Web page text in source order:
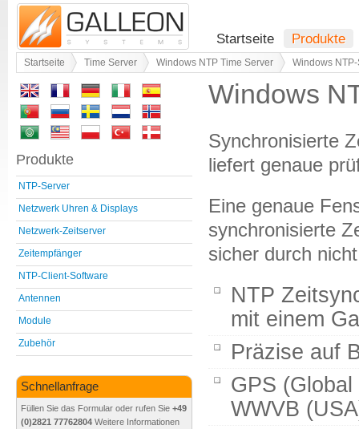
Startseite Produkte
Startseite Time Server Windows NTP Time Server Windows
Windows
Synchronisierte
liefert genaue
Eine genaue
synchronisierte
sicher durch
NTP
mit einem
Präzise auf
GPS
WWVB
Produkte
NTP-Server
Netzwerk Uhren & Displays
Netzwerk-Zeitserver
Zeitempfänger
NTP-Client-Software
Antennen
Module
Zubehör
Schnellanfrage
Füllen Sie das Formular oder rufen Sie +49
(0)2821 77762804 Weitere Informationen